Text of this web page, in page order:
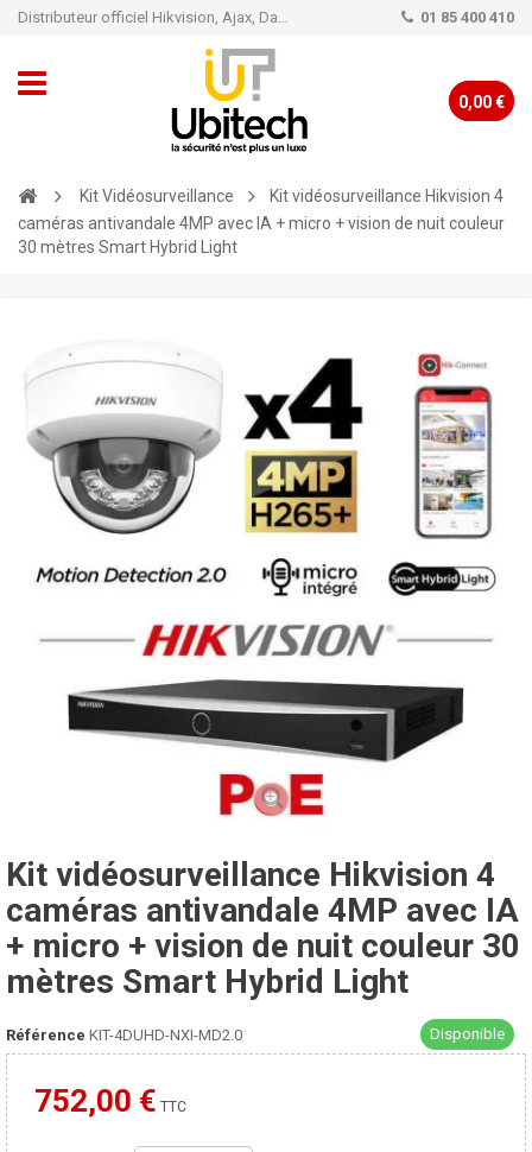
Distributeur officiel Hikvision, Ajax, Dahua, TP-Link - Caméra de vidéo surveillance - Alarme 01 85 400 410
0,00 €
Kit Vidéosurveillance
Kit vidéosurveillance Hikvision 4
caméras antivandale 4MP avec IA + micro + vision de nuit couleur
30 mètres Smart Hybrid Light
Kit vidéosurveillance Hikvision 4
caméras antivandale 4MP avec IA
+ micro + vision de nuit couleur 30
mètres Smart Hybrid Light
Référence KIT-4DUHD-NXI-MD2.0 Disponible
752,00 € TTC
Moins cher ailleurs ?